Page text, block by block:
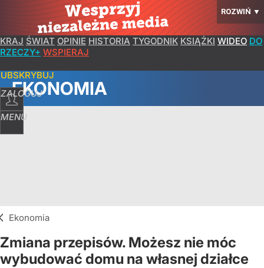
ROZWIŃ ▼
KRAJ ŚWIAT OPINIE HISTORIA TYGODNIK KSIĄŻKI WIDEO DO
RZECZY+ WSPIERAJ
ZALOGUJ
MENU
EKONOMIA
Ekonomia
Zmiana przepisów. Możesz nie móc
wybudować domu na własnej działce